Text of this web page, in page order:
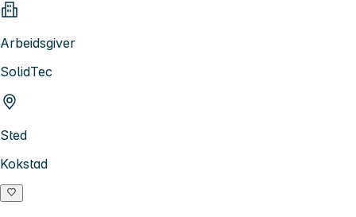
Arbeidsgiver
SolidTec
Sted
Kokstad